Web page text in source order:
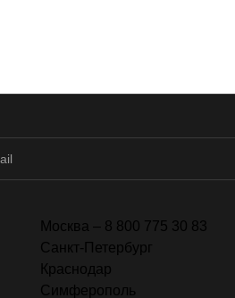
Москва – 8 800 775 30 83
Санкт-Петербург
Краснодар
Симферополь